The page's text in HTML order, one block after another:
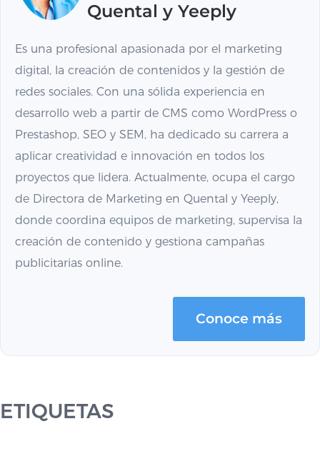
Quental y Yeeply
Es una profesional apasionada por el marketing
digital, la creación de contenidos y la gestión de
redes sociales. Con una sólida experiencia en
desarrollo web a partir de CMS como WordPress o
Prestashop, SEO y SEM, ha dedicado su carrera a
aplicar creatividad e innovación en todos los
proyectos que lidera. Actualmente, ocupa el cargo
de Directora de Marketing en Quental y Yeeply,
donde coordina equipos de marketing, supervisa la
creación de contenido y gestiona campañas
publicitarias online.
Conoce más
ETIQUETAS